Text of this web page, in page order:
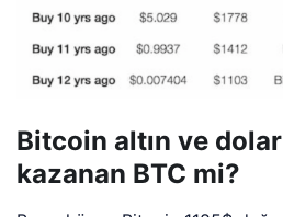
Bitcoin altın ve dolar
kazanan BTC mi?